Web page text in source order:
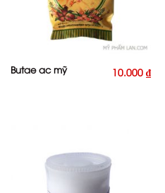
Butae ac mỹ 10.000₫